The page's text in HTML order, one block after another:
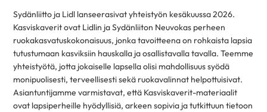
Sydänliitto ja Lidl lanseerasivat yhteistyön kesäkuussa 2026.
Kasviskaverit ovat Lidlin ja Sydänliiton Neuvokas perheen
ruokakasvatuskokonaisuus, jonka tavoitteena on rohkaista lapsia
tutustumaan kasviksiin hauskalla ja osallistavalla tavalla. Teemme
yhteistyötä, jotta jokaiselle lapsella olisi mahdollisuus syödä
monipuolisesti, terveellisesti sekä ruokavalinnat helpottuisivat.
Asiantuntijamme varmistavat, että Kasviskaverit-materiaalit
ovat lapsiperheille hyödyllisiä, arkeen sopivia ja tutkittuun tietoon